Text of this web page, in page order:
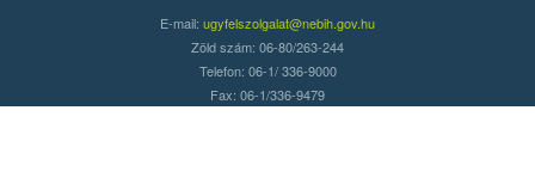
E-mail: ugyfelszolgalat@nebih.gov.hu
Zöld szám: 06-80/263-244
Telefon: 06-1/ 336-9000
Fax: 06-1/336-9479